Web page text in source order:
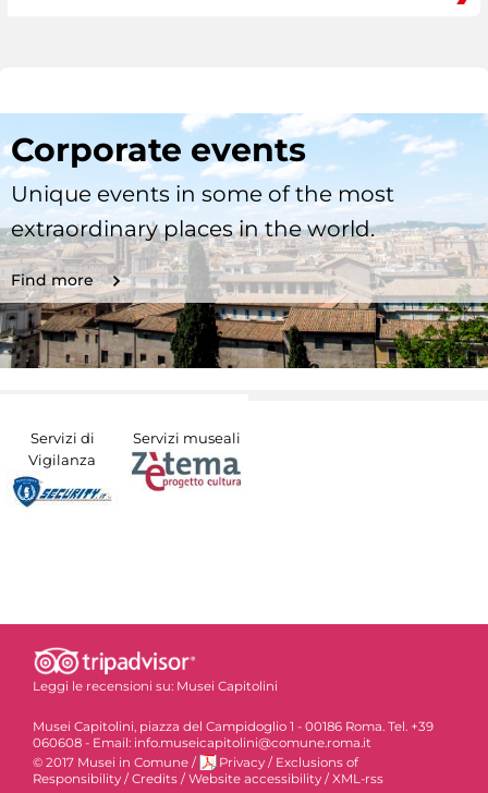
Corporate events
Unique events in some of the most
extraordinary places in the world.
Find more
Servizi di
Vigilanza
Servizi museali
Leggi le recensioni su: Musei Capitolini
Musei Capitolini, piazza del Campidoglio 1 - 00186 Roma. Tel. +39
060608 - Email: info.museicapitolini@comune.roma.it
© 2017 Musei in Comune / Privacy / Exclusions of
Responsibility /Credits /Website accessibility /XML-rss